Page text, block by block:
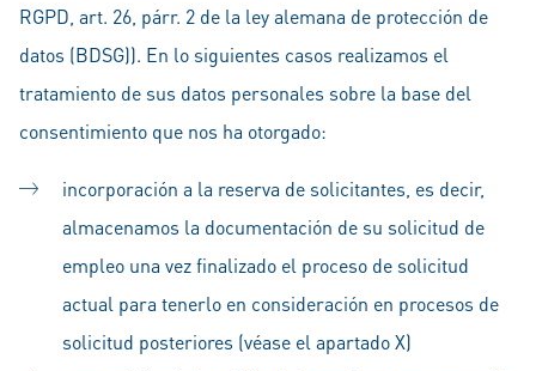
RGPD, art. 26, párr. 2 de la ley alemana de protección de
datos (BDSG)). En lo siguientes casos realizamos el
tratamiento de sus datos personales sobre la base del
consentimiento que nos ha otorgado:
incorporación a la reserva de solicitantes, es decir,
almacenamos la documentación de su solicitud de
empleo una vez finalizado el proceso de solicitud
actual para tenerlo en consideración en procesos de
solicitud posteriores (véase el apartado X)